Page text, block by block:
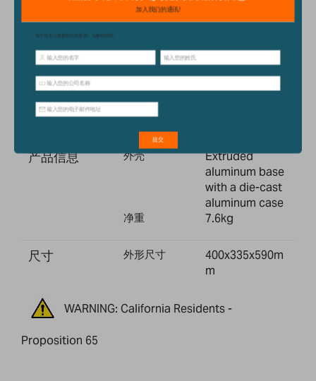
展示器
Backlit LCD 与
电源 电源
18VDC 830mA
适配器
操作环境
产品信息 外壳
Extruded
aluminum base
with a die-cast
aluminum case
净重 7.6kg
尺寸 外形尺寸
400x335x590m
m
WARNING: California Residents -
Proposition 65